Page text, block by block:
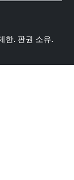
한. 판권 소유.